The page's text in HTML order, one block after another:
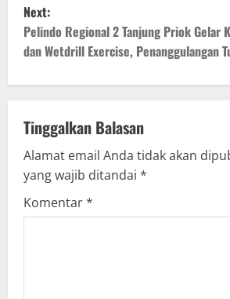
t
n
v
i
g
Next:
Pelindo Regional 2 Tanjung Priok Gelar
dan Wetdrill Exercise, Penanggulangan
Tinggalkan Balasan
Alamat email Anda tidak akan
yang wajib ditandai *
Komentar*